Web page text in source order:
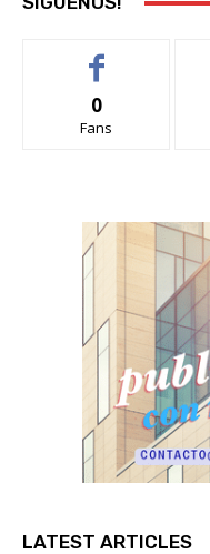
0
Fans
LATEST ARTICLES